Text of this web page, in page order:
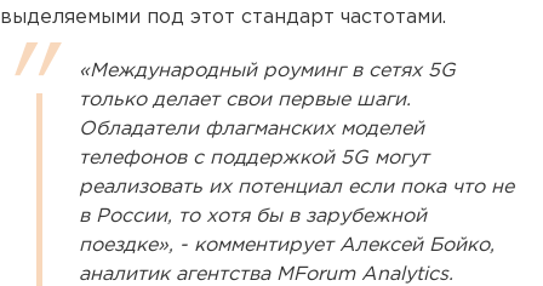
выделяемыми под этот стандарт частотами.
«Международный роуминг в сетях 5G
только делает свои первые шаги.
Обладатели флагманских моделей
телефонов с поддержкой 5G могут
реализовать их потенциал если пока что не
в России, то хотя бы в зарубежной
поездке», - комментирует Алексей Бойко,
аналитик агентства MForum Analytics.